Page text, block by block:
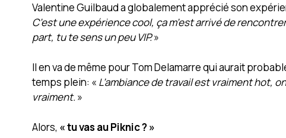
Valentine Guilbaud a globalement apprécié son
C’est une expérience cool, ça m’est arrivé de
part, tu te sens un peu VIP.»
Il en va de même pour Tom Delamarre qui aurait
temps plein: « L’ambiance de travail est vraiment hot,
vraiment. »
Alors, « tu vas au Piknic ? »